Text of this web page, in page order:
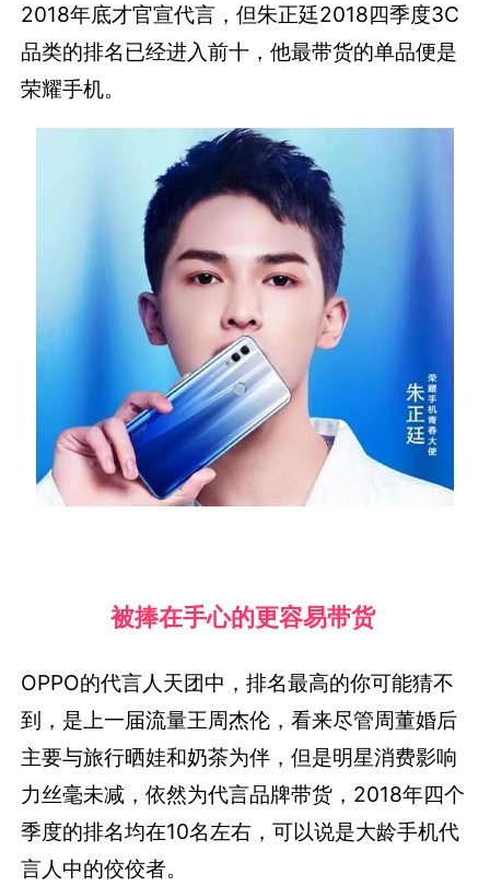
2018年底才官宣代言，但朱正廷2018四季度3C
品类的排名已经进入前十，他最带货的单品便是
荣耀手机。
被捧在手心的更容易带货
OPPO的代言人天团中，排名最高的你可能猜不
到，是上一届流量王周杰伦，看来尽管周董婚后
主要与旅行晒娃和奶茶为伴，但是明星消费影响
力丝毫未减，依然为代言品牌带货，2018年四个
季度的排名均在10名左右，可以说是大龄手机代
言人中的佼佼者。